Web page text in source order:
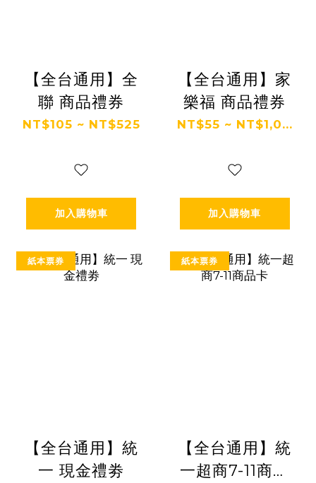
【全台通用】全
聯 商品禮券
NT$105 ~ NT$525
加入購物車
【全台通用】家
樂福 商品禮券
NT$55 ~ NT$1,0...
加入購物車
紙本票券
【全台通用】統
一 現金禮劵
紙本票券
【全台通用】統
一超商7-11商品